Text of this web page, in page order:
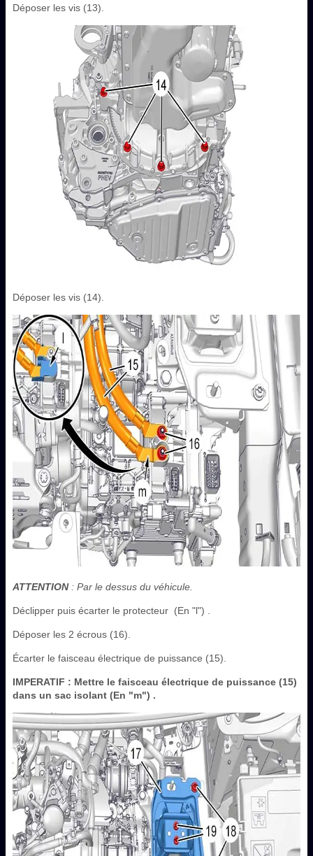
Déposer les vis (13).
Déposer les vis (14).
ATTENTION: Par le dessus du véhicule.
Déclipper puis écarter le protecteur (En "l") .
Déposer les 2 écrous (16).
Écarter le faisceau électrique de puissance (15).
IMPERATIF : Mettre le faisceau électrique de puissance (15)
dans un sac isolant (En "m") .